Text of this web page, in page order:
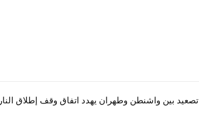
تصعيد بين واشنطن وطهران يهدد اتفاق وقف إطلاق النار